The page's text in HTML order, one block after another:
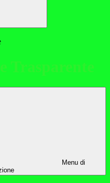
Trasparente
Menu di